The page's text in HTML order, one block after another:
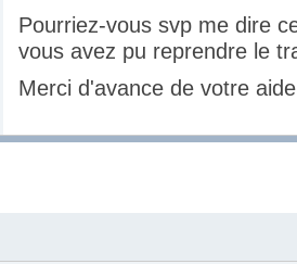
Pourriez-vous svp me dire
vous avez pu reprendre le
Merci d'avance de votre aide